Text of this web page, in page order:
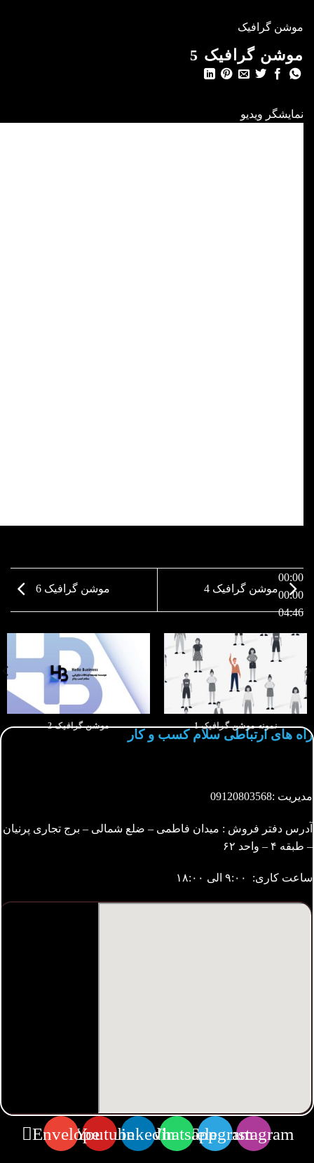
موشن گرافیک
موشن گرافیک 5
نمایشگر ویدیو
00:00
00:00
04:46
موشن گرافیک 4 موشن گرافیک 6
نمونه موشن گرافیک 1 موشن گرافیک 2
راه های ارتباطی سلام کسب و کار
مدیریت :09120803568
آدرس دفتر فروش : میدان فاطمی – ضلع شمالی – برج تجاری پرنیان
– طبقه ۴ – واحد ۶۲
ساعت کاری: ۹:۰۰ الی ۱۸:۰۰
Instagram
Telegram
Whatsapp
Linkedin
Youtube
Envelope